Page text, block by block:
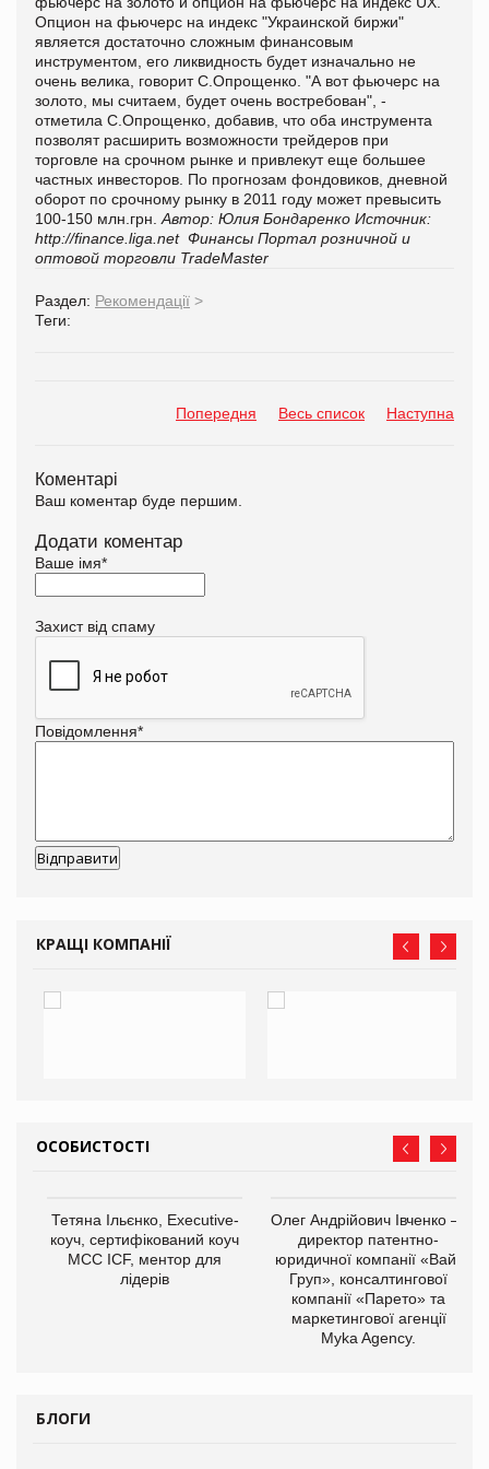
Опцион на фьючерс на индекс "Украинской биржи"
является достаточно сложным финансовым
инструментом, его ликвидность будет изначально не
очень велика, говорит С.Опрощенко. "А вот фьючерс на
золото, мы считаем, будет очень востребован", -
отметила С.Опрощенко, добавив, что оба инструмента
позволят расширить возможности трейдеров при
торговле на срочном рынке и привлекут еще большее
частных инвесторов. По прогнозам фондовиков, дневной
оборот по срочному рынку в 2011 году может превысить
100-150 млн.грн. Автор: Юлия Бондаренко Источник:
http://finance.liga.net Финансы Портал розничной и
оптовой торговли TradeMaster
Раздел: Рекомендації >
Теги:
Попередня Весь список Наступна
Коментарі
Ваш коментар буде першим.
Додати коментар
Ваше імя*
Захист від спаму
Повідомлення*
КРАЩІ КОМПАНІЇ
ОСОБИСТОСТІ
Тетяна Ільєнко, Executive-
коуч, сертифікований коуч
МСС ICF, ментор для
лідерів
Олег Андрійович Івченко —
директор патентно-
юридичної компанії «Вайз
Груп», консалтингової
компанії «Парето» та
маркетингової агенції
Myka Agency.
БЛОГИ